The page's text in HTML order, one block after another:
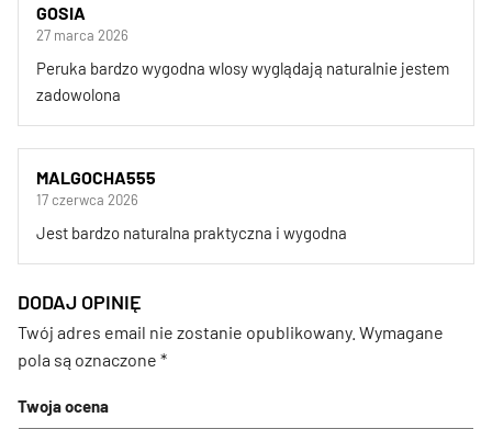
GOSIA
27 marca 2026
Peruka bardzo wygodna wlosy wyglądają naturalnie jestem
zadowolona
MALGOCHA555
17 czerwca 2026
Jest bardzo naturalna praktyczna i wygodna
DODAJ OPINIĘ
Twój adres email nie zostanie opublikowany. Wymagane
pola są oznaczone *
Twoja ocena